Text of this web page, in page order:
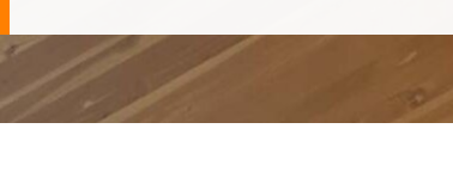
Werkzeuge und
Zubehör
Zulassungen